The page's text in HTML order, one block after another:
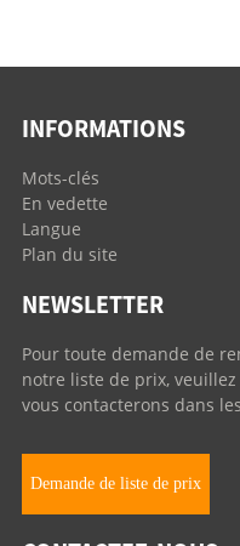
INFORMATIONS
Mots-clés
En vedette
Langue
Plan du site
NEWSLETTER
Pour toute demande de
notre liste de prix,
vous contacterons dans
Demande de liste de prix